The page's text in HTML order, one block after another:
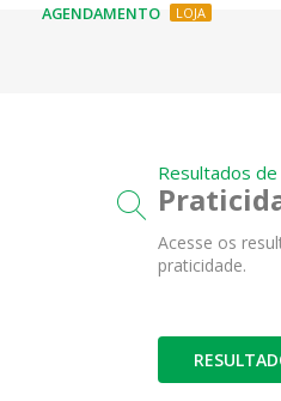
LOJA
AGENDAMENTO
Resultados
Acesse os
praticidade.